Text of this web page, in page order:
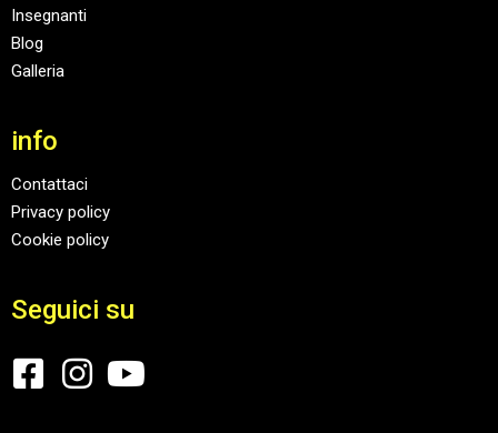
Insegnanti
Blog
Galleria
info
Contattaci
Privacy policy
Cookie policy
Seguici su